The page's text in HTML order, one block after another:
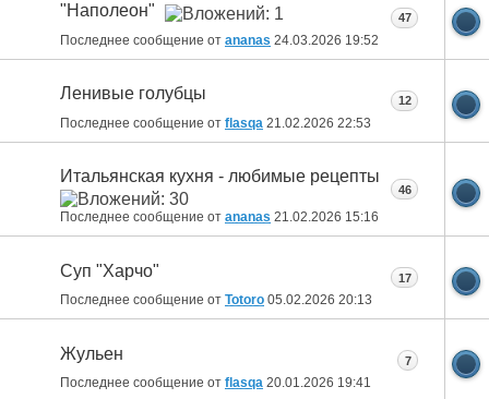
"Наполеон"
Последнее сообщение от ananas 24.03.2026 19:52
47
Ленивые голубцы
Последнее сообщение от flasqa 21.02.2026 22:53
12
Итальянская кухня - любимые рецепты
Последнее сообщение от ananas 21.02.2026 15:16
46
Суп "Харчо"
Последнее сообщение от Totoro 05.02.2026 20:13
17
Жульен
Последнее сообщение от flasqa 20.01.2026 19:41
7